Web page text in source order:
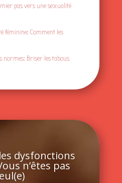
pas vers une sexualité
féminine: Comment les
normes: Briser les tabous
dysfonctions
n’êtes pas